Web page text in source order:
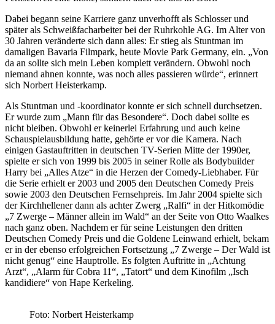
Dabei begann seine Karriere ganz unverhofft als Schlosser und
später als Schweißfacharbeiter bei der Ruhrkohle AG. Im Alter von
30 Jahren veränderte sich dann alles: Er stieg als Stuntman im
damaligen Bavaria Filmpark, heute Movie Park Germany, ein. „Von
da an sollte sich mein Leben komplett verändern. Obwohl noch
niemand ahnen konnte, was noch alles passieren würde“, erinnert
sich Norbert Heisterkamp.
Als Stuntman und -koordinator konnte er sich schnell durchsetzen.
Er wurde zum „Mann für das Besondere“. Doch dabei sollte es
nicht bleiben. Obwohl er keinerlei Erfahrung und auch keine
Schauspielausbildung hatte, gehörte er vor die Kamera. Nach
einigen Gastauftritten in deutschen TV-Serien Mitte der 1990er,
spielte er sich von 1999 bis 2005 in seiner Rolle als Bodybuilder
Harry bei „Alles Atze“ in die Herzen der Comedy-Liebhaber. Für
die Serie erhielt er 2003 und 2005 den Deutschen Comedy Preis
sowie 2003 den Deutschen Fernsehpreis. Im Jahr 2004 spielte sich
der Kirchhellener dann als achter Zwerg „Ralfi“ in der Hitkomödie
„7 Zwerge – Männer allein im Wald“ an der Seite von Otto Waalkes
nach ganz oben. Nachdem er für seine Leistungen den dritten
Deutschen Comedy Preis und die Goldene Leinwand erhielt, bekam
er in der ebenso erfolgreichen Fortsetzung „7 Zwerge – Der Wald ist
nicht genug“ eine Hauptrolle. Es folgten Auftritte in „Achtung
Arzt“, „Alarm für Cobra 11“, „Tatort“ und dem Kinofilm „Isch
kandidiere“ von Hape Kerkeling.
Foto: Norbert Heisterkamp